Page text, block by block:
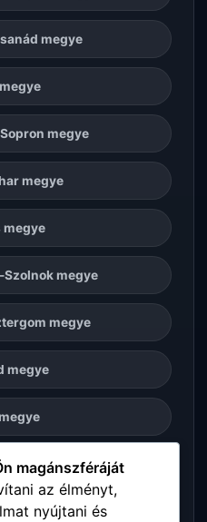
megye
megye
megye
megye
megye
megye
megye
megye
Bereg megye
magánszféráját
az élményt,
nyújtani és